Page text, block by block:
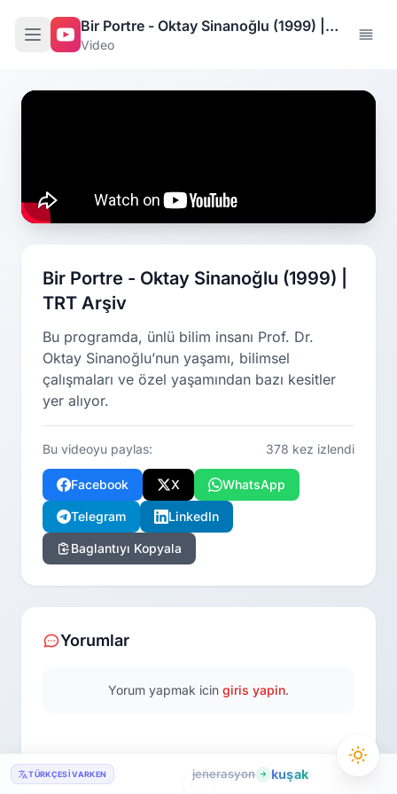
Bir Portre - Oktay Sinanoğlu (1999) |
TRT Arşiv
Video
Bir Portre - Oktay Sinanoğlu (1999) |
TRT Arşiv
Bu programda, ünlü bilim insanı Prof. Dr.
Oktay Sinanoğlu’nun yaşamı, bilimsel
çalışmaları ve özel yaşamından bazı kesitler
yer alıyor.
Bu videoyu paylas: 378 kez izlendi
Facebook X WhatsApp
Telegram LinkedIn
Baglantıyı Kopyala
Yorumlar
Yorum yapmak icin giris yapin.
TÜRKÇESI VARKEN jenerasyon kuşak